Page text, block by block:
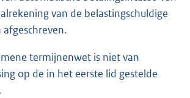
van de belastingschuldige
termijnenwet is niet van
op de in het eerste lid gestelde